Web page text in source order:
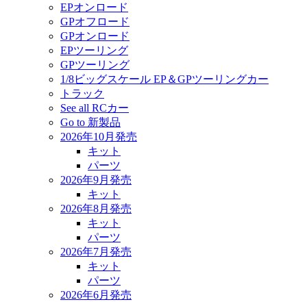
EPオンロード
GPオフロード
GPオンロード
EPツーリング
GPツーリング
1/8ビッグスケール EP＆GPツーリングカー
トラック
See all RCカー
Go to 新製品
2026年10月発売
キット
パーツ
2026年9月発売
キット
2026年8月発売
キット
パーツ
2026年7月発売
キット
パーツ
2026年6月発売